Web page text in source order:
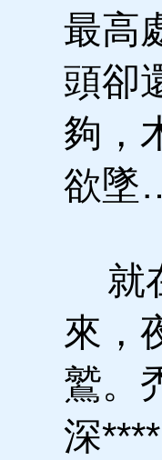
最高
頭卻
夠，
欲
就
來，
鷲。
深